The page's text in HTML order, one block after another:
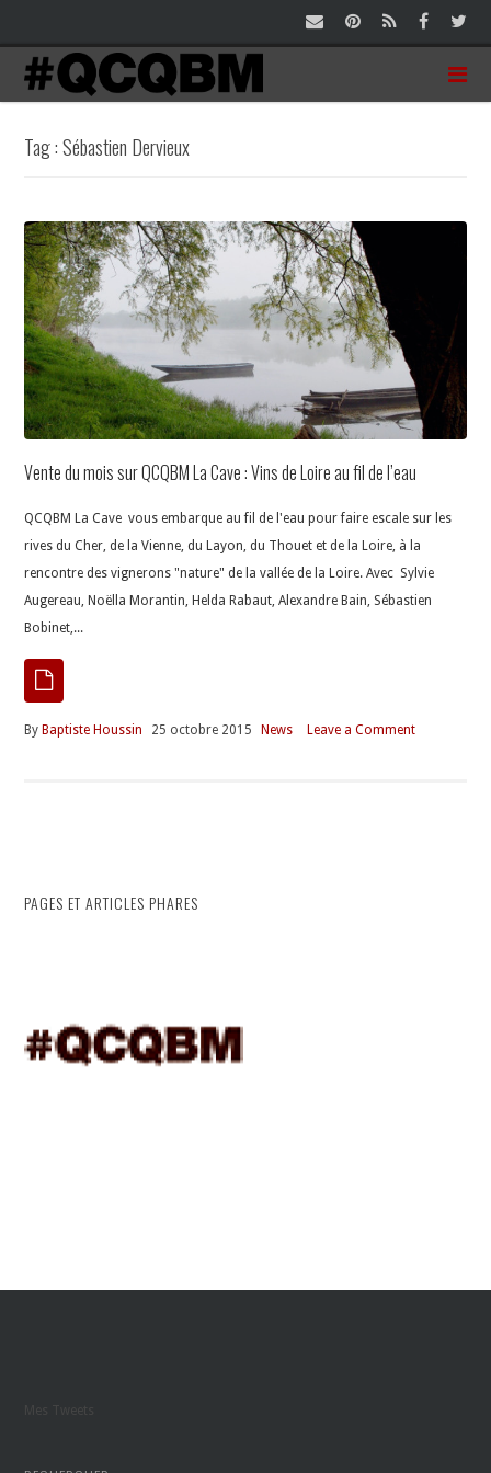
Tag : Sébastien Dervieux
Vente du mois sur QCQBM La Cave : Vins de Loire au fil de l’eau
QCQBM La Cave vous embarque au fil de l'eau pour faire escale sur les
rives du Cher, de la Vienne, du Layon, du Thouet et de la Loire, à la
rencontre des vignerons "nature" de la vallée de la Loire. Avec Sylvie
Augereau, Noëlla Morantin, Helda Rabaut, Alexandre Bain, Sébastien
Bobinet,...
ByBaptiste Houssin 25 octobre 2015 News Leave a Comment
PAGES ET ARTICLES PHARES